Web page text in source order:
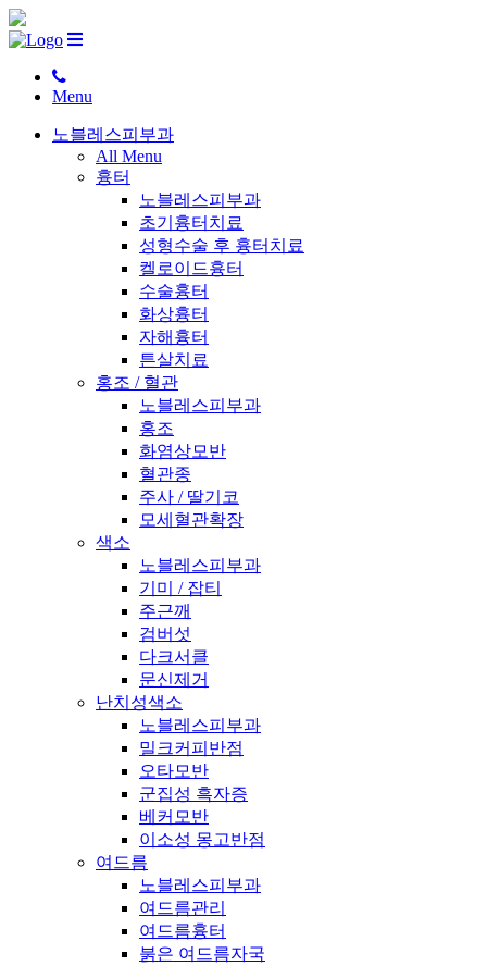
Menu
노블레스피부과
All Menu
흉터
노블레스피부과
초기흉터치료
성형수술 후 흉터치료
켈로이드흉터
수술흉터
화상흉터
자해흉터
튼살치료
홍조 / 혈관
노블레스피부과
홍조
화염상모반
혈관종
주사 / 딸기코
모세혈관확장
색소
노블레스피부과
기미 / 잡티
주근깨
검버섯
다크서클
문신제거
난치성색소
노블레스피부과
밀크커피반점
오타모반
군집성 흑자증
베커모반
이소성 몽고반점
여드름
노블레스피부과
여드름관리
여드름흉터
붉은 여드름자국